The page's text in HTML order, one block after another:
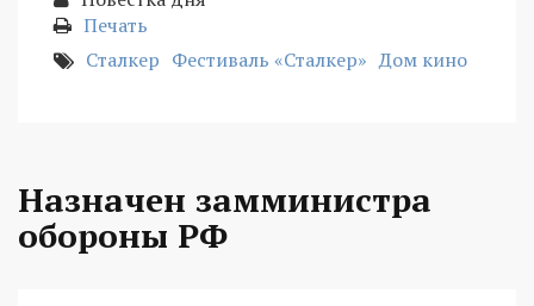
Печать
Сталкер Фестиваль «Сталкер» Дом кино
Назначен замминистра
обороны РФ